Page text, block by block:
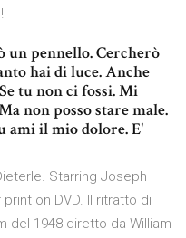
pennello. Cercherò
hai di luce. Anche
tu non ci fossi. Mi
non posso stare male.
ami il mio dolore. E'
Starring Joseph
on DVD. Il ritratto di
del 1948 diretto da William